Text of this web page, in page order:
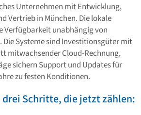
Unternehmen mit Entwicklung,
Vertrieb in München. Die lokale
Verfügbarkeit unabhängig von
Systeme sind Investitionsgüter mit
mitwachsender Cloud-Rechnung,
sichern Support und Updates für
zu festen Konditionen.
drei Schritte, die jetzt zählen: